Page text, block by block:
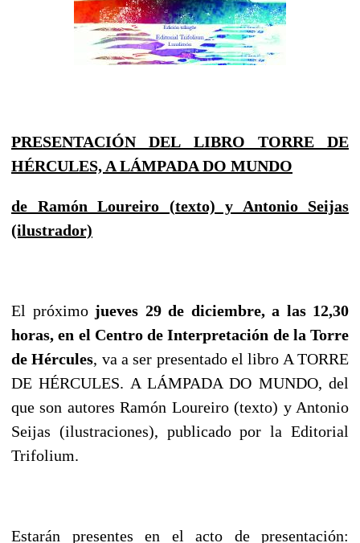
PRESENTACIÓN DEL LIBRO TORRE DE
HÉRCULES, A LÁMPADA DO MUNDO
de Ramón Loureiro (texto) y Antonio Seijas
(ilustrador)
El próximo jueves 29 de diciembre, a las 12,30
horas, en el Centro de Interpretación de la Torre
de Hércules, va a ser presentado el libro A TORRE
DE HÉRCULES. A LÁMPADA DO MUNDO, del
que son autores Ramón Loureiro (texto) y Antonio
Seijas (ilustraciones), publicado por la Editorial
Trifolium.
Estarán presentes en el acto de presentación: